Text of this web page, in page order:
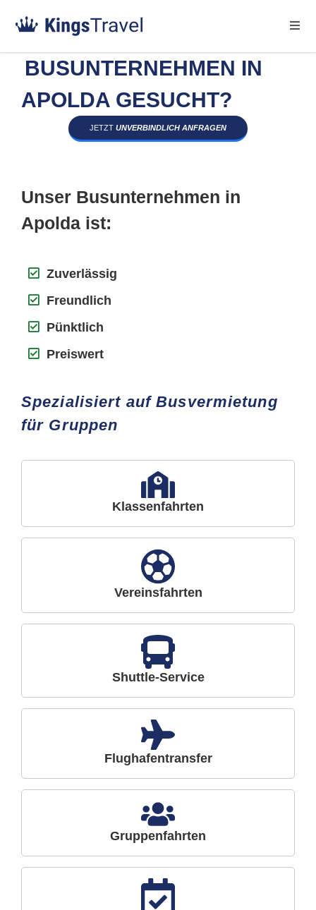
BUSUNTERNEHMEN IN
APOLDA GESUCHT?
JETZT UNVERBINDLICH ANFRAGEN
Unser Busunternehmen in
Apolda ist:
Zuverlässig
Freundlich
Pünktlich
Preiswert
Spezialisiert auf Busvermietung
für Gruppen
Klassenfahrten
Vereinsfahrten
Shuttle-Service
Flughafentransfer
Gruppenfahrten